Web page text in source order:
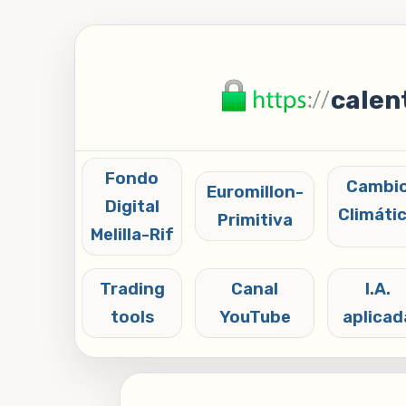
Fondo
Digital
Melilla-Rif
Euromillon-
Primitiva
Trading
tools
Canal
YouTube
I.A.